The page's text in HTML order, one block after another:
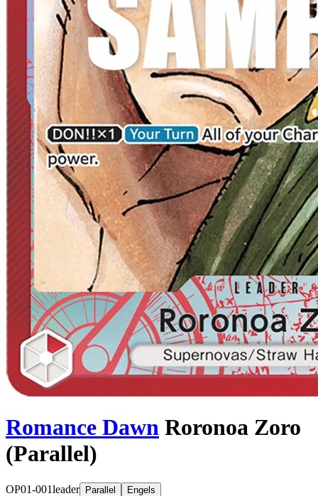
Romance Dawn Roronoa Zoro
(Parallel)
OP01-001leader Parallel Engels